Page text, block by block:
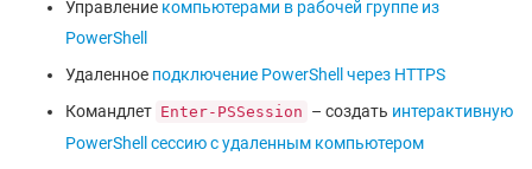
Управление компьютерами в рабочей группе из
PowerShell
Удаленное подключение PowerShell через HTTPS
Командлет Enter-PSSession – создать интерактивную
PowerShell сессию с удаленным компьютером